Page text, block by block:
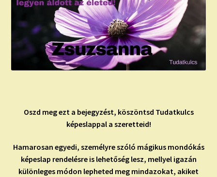
Oszd meg ezt a bejegyzést, köszöntsd Tudatkulcs
képeslappal a szeretteid!
Hamarosan egyedi, személyre szóló mágikus mondókás
képeslap rendelésre is lehetőség lesz, mellyel igazán
különleges módon lepheted meg mindazokat, akiket